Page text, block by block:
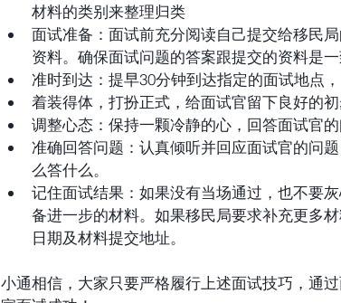
材料的类别来整理归类
面试准备：面试前充分阅读自己提交给移民
资料。确保面试问题的答案跟提交的资料是
准时到达：提早30分钟到达指定的面试地点
着装得体，打扮正式，给面试官留下良好的
调整心态：保持一颗冷静的心，回答面试官
准确回答问题：认真倾听并回应面试官的问
么答什么。
记住面试结果：如果没有当场通过，也不要
备进一步的材料。如果移民局要求补充更多
日期及材料提交地址。
小通相信，大家只要严格履行上述面试技巧，通